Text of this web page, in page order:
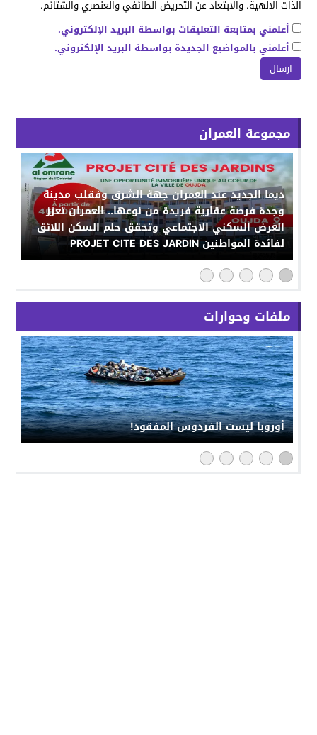
الذات الالهية. والابتعاد عن التحريض الطائفي والعنصري والشتائم.
أعلمني بمتابعة التعليقات بواسطة البريد الإلكتروني.
أعلمني بالمواضيع الجديدة بواسطة البريد الإلكتروني.
مجموعة العمران
ديما الجديد عند العمران جهة الشرق وفقلب مدينة
وجدة فرصة عقارية فريدة من نوعها.. العمران تعزز
العرض السكني الاجتماعي وتحقق حلم السكن اللائق
لفائدة المواطنين PROJET CITE DES JARDIN
ملفات وحوارات
أوروبا ليست الفردوس المفقود!